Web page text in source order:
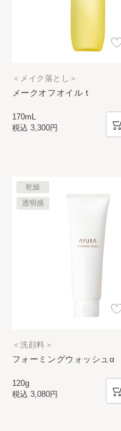
メークオフオイルｔ
＜メイク落とし＞
170mL
税込 3,300円
フォーミングウォッシュα
乾燥
透明感
＜洗顔料＞
120g
税込 3,080円